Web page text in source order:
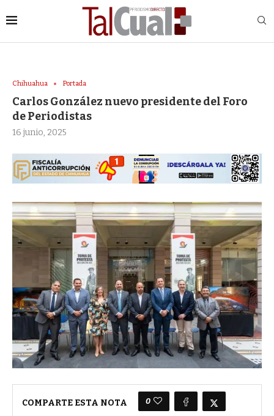
Chihuahua Portada
Carlos González nuevo presidente del Foro
de Periodistas
16 junio, 2025
COMPARTE ESTA NOTA 0